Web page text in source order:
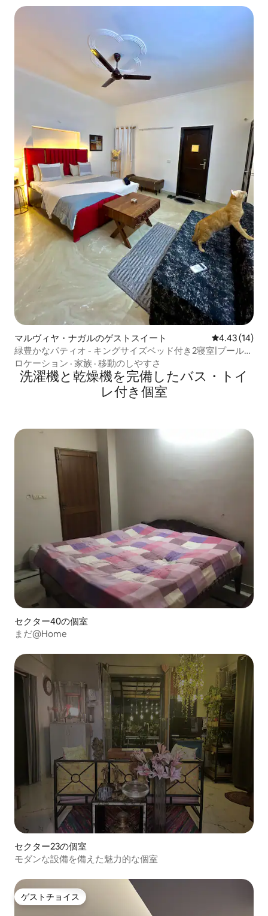
マルヴィヤ・ナガルのゲストスイート レビュー14
4.43 (14)
緑豊かなパティオ - キングサイズベッド付き2寝室|プール、
テラス、Netflix
ロケーション · 家族 · 移動のしやすさ
洗濯機と乾燥機を完備したバス・トイ
レ付き個室
セクター40の個室
まだ@Home
セクター23の個室
モダンな設備を備えた魅力的な個室
ゲストチョイス
ゲストチョイス